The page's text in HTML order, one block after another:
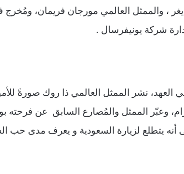
، والممثل العالمي مورجان فريمان،
شركة يونيفرسال .
العهد، نشر الممثل العالمي ذا روك صورةً
وعبّر الممثل والمُصارع السابق عن فرحته
أنه يتطلع لزيارة السعودية و يعرف مدى حب